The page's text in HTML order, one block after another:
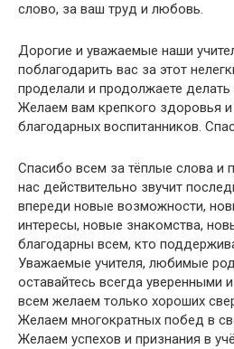
слово, за ваш труд и любовь.
Дорогие и уважаемые наши
поблагодарить вас за этот
проделали и продолжаете делать
Желаем вам крепкого здоровья и
благодарных воспитанников.
Спасибо всем за тёплые слова и
нас действительно звучит
впереди новые возможности,
интересы, новые знакомства,
благодарны всем, кто
Уважаемые учителя, любимые
оставайтесь всегда
всем желаем только хороших
Желаем многократных побед в
Желаем успехов и признания в